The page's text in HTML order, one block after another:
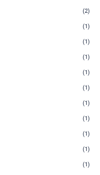
(2)
(1)
(1)
(1)
(1)
(1)
(1)
(1)
(1)
(1)
(1)